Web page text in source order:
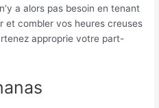
a alors pas besoin en tenant
et combler vos heures creuses
approprie votre part-